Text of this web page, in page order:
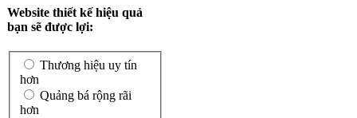
Website thiết kế hiệu quả
bạn sẽ được lợi:
Thương hiệu uy tín
hơn
Quảng bá rộng rãi
hơn